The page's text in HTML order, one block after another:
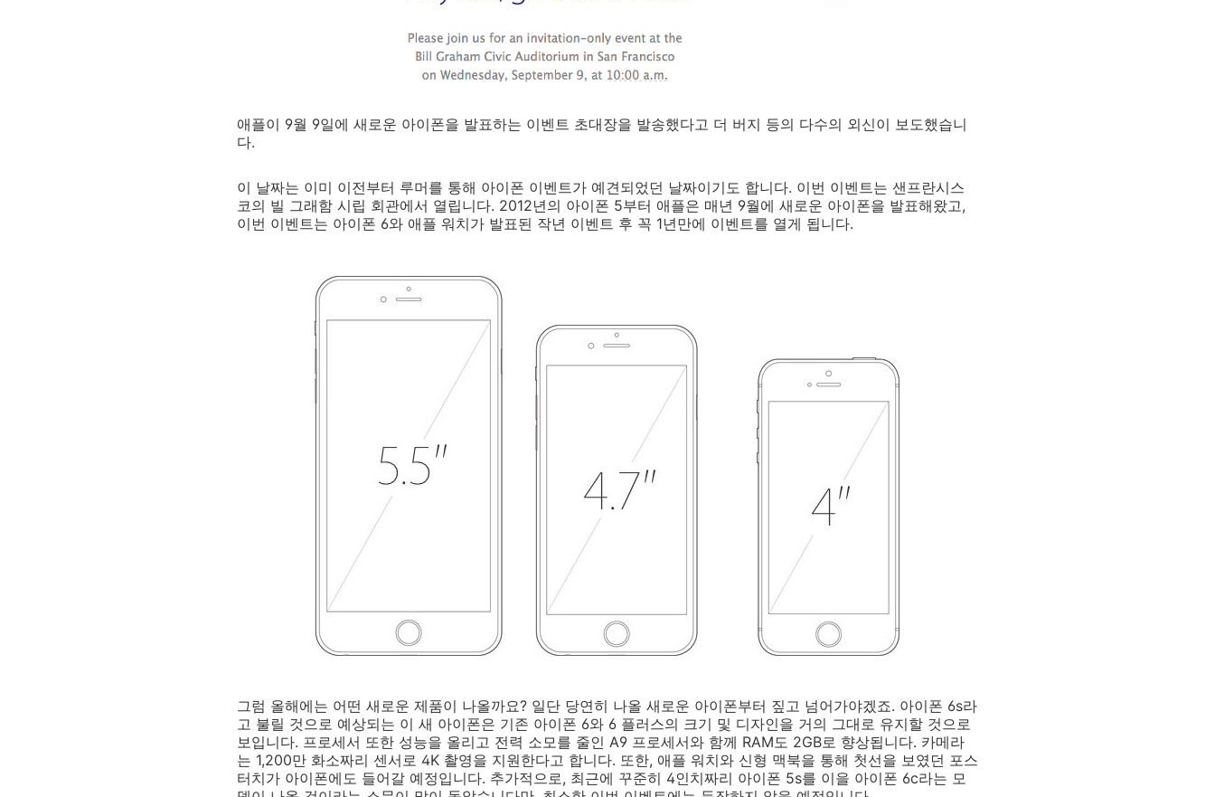
애플이 9월 9일에 새로운 아이폰을 발표하는 이벤트 초대장을 발송했다고 더 버지 등의 다수의 외신이 보도했습니
다.
이 날짜는 이미 이전부터 루머를 통해 아이폰 이벤트가 예견되었던 날짜이기도 합니다. 이번 이벤트는 샌프란시스
코의 빌 그래함 시립 회관에서 열립니다. 2012년의 아이폰 5부터 애플은 매년 9월에 새로운 아이폰을 발표해왔고,
이번 이벤트는 아이폰 6와 애플 워치가 발표된 작년 이벤트 후 꼭 1년만에 이벤트를 열게 됩니다.
그럼 올해에는 어떤 새로운 제품이 나올까요? 일단 당연히 나올 새로운 아이폰부터 짚고 넘어가야겠죠. 아이폰 6s라
고 불릴 것으로 예상되는 이 새 아이폰은 기존 아이폰 6와 6 플러스의 크기 및 디자인을 거의 그대로 유지할 것으로
보입니다. 프로세서 또한 성능을 올리고 전력 소모를 줄인 A9 프로세서와 함께 RAM도 2GB로 향상됩니다. 카메라
는 1,200만 화소짜리 센서로 4K 촬영을 지원한다고 합니다. 또한, 애플 워치와 신형 맥북을 통해 첫선을 보였던 포스
터치가 아이폰에도 들어갈 예정입니다. 추가적으로, 최근에 꾸준히 4인치짜리 아이폰 5s를 이을 아이폰 6c라는 모